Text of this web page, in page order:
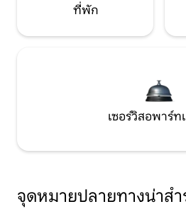
ที่พัก
เซอร์วิสอพาร์
จุดหมายปลายทางน่าสำ